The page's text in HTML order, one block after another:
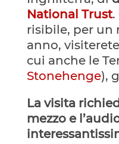
National Trust.
risibile, per un
anno,
cui anche le
Stonehenge),
La visita
mezzo e